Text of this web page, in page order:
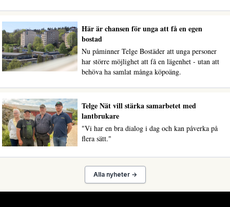
Här är chansen för unga att få en egen
bostad
Nu påminner Telge Bostäder att unga personer
har större möjlighet att få en lägenhet - utan att
behöva ha samlat många köpoäng.
Telge Nät vill stärka samarbetet med
lantbrukare
"Vi har en bra dialog i dag och kan påverka på
flera sätt."
Alla nyheter →